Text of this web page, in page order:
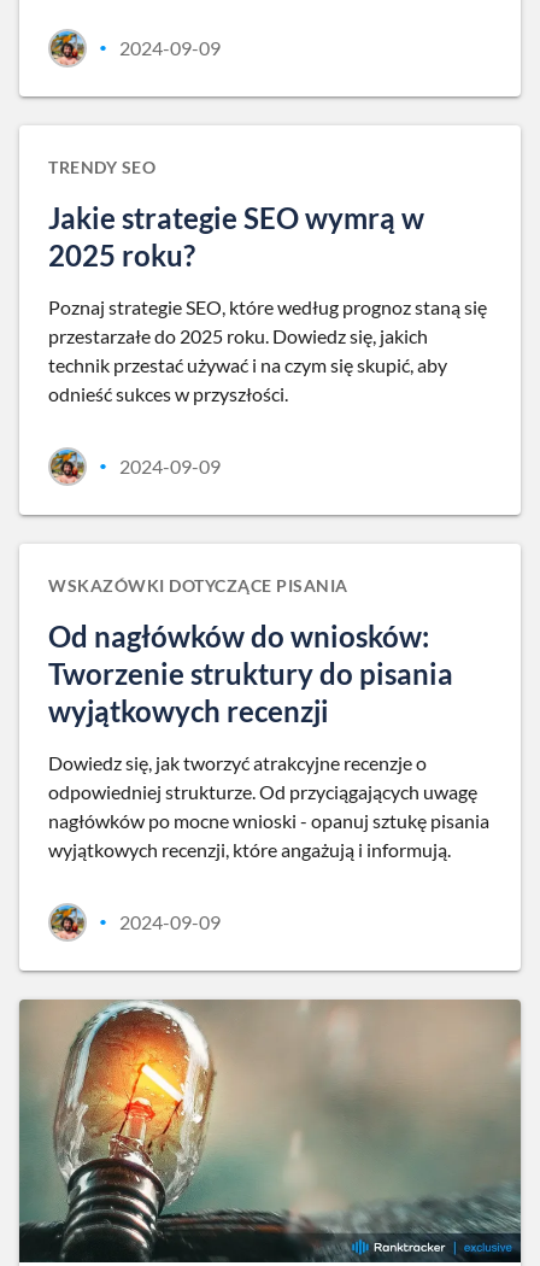
• 2024-09-09
TRENDY SEO
Jakie strategie SEO wymrą w
2025 roku?
Poznaj strategie SEO, które według prognoz staną się
przestarzałe do 2025 roku. Dowiedz się, jakich
technik przestać używać i na czym się skupić, aby
odnieść sukces w przyszłości.
• 2024-09-09
WSKAZÓWKI DOTYCZĄCE PISANIA
Od nagłówków do wniosków:
Tworzenie struktury do pisania
wyjątkowych recenzji
Dowiedz się, jak tworzyć atrakcyjne recenzje o
odpowiedniej strukturze. Od przyciągających uwagę
nagłówków po mocne wnioski - opanuj sztukę pisania
wyjątkowych recenzji, które angażują i informują.
• 2024-09-09